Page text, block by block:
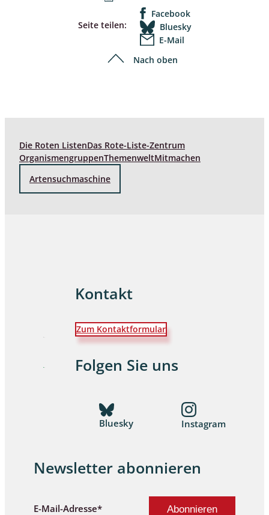
Seite teilen:
Facebook
Bluesky
E-Mail
Nach oben
Die Roten ListenDas Rote-Liste-Zentrum
OrganismengruppenThemenweltMitmachen
Artensuchmaschine
Kontakt
Zum Kontaktformular
Folgen Sie uns
Bluesky Instagram
Newsletter abonnieren
E-Mail-Adresse*